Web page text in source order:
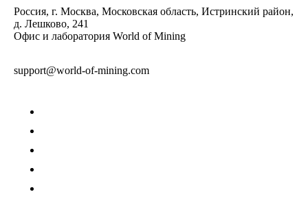
Россия, г. Москва, Московская область, Истринский район,
д. Лешково, 241
Офис и лаборатория World of Mining
support@world-of-mining.com